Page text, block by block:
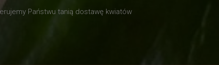
Państwu tanią dostawę kwiatów